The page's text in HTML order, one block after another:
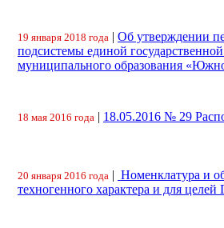
19 января 2018 года | Об утверждении
подсистемы единой
муниципального образования
18 мая 2016 года | 18.05.2016 № 29
20 января 2016 года | Номенклатура и
техногенного характера и для целей